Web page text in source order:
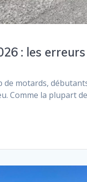
: les
motards,
Comme la plupart